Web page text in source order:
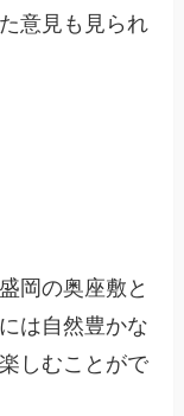
意見も見られ
岡の奥座敷と
は自然豊かな
しむことがで